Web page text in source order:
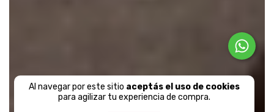
Al navegar por este sitio aceptás el uso de cookies
para agilizar tu experiencia de compra.